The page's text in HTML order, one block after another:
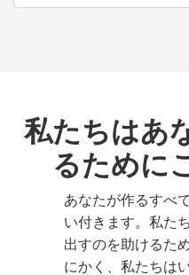
私たちはあ
るために
あなたが作るすべ
い付きます。私た
出すのを助けるた
にかく、私たちは